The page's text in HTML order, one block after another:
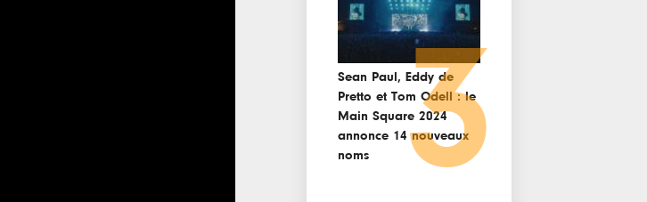
Sean Paul, Eddy de
Pretto et Tom Odell : le
Main Square 2024
annonce 14 nouveaux
noms
3